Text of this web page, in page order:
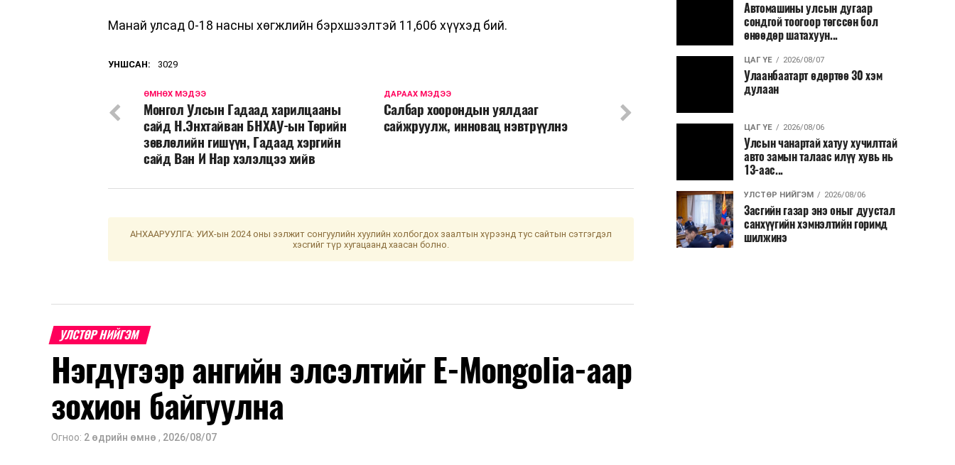
Манай улсад 0-18 насны хөгжлийн бэрхшээлтэй 11,606 хүүхэд бий.
УНШСАН: 3029
ДАРААХ МЭДЭЭ
Салбар хоорондын уялдааг
сайжруулж, инновац нэвтрүүлнэ
ӨМНӨХ МЭДЭЭ
Монгол Улсын Гадаад харилцааны
сайд Н.Энхтайван БНХАУ-ын Төрийн
зөвлөлийн гишүүн, Гадаад хэргийн
сайд Ван И Нар хэлэлцээ хийв
АНХААРУУЛГА: УИХ-ын 2024 оны ээлжит сонгуулийн хуулийн холбогдох заалтын хүрээнд тус сайтын сэтгэгдэл
хэсгийг түр хугацаанд хаасан болно.
УЛСТӨР НИЙГЭМ
Нэгдүгээр ангийн элсэлтийг E-Mongolia-аар
зохион байгуулна
Огноо: 2 өдрийн өмнө , 2026/08/07
Автомашины улсын дугаар
сондгой тоогоор төгссөн бол
өнөөдөр шатахуун...
ЦАГ ҮЕ 2026/08/07
Улаанбаатарт өдөртөө 30 хэм
дулаан
ЦАГ ҮЕ 2026/08/06
Улсын чанартай хатуу хучилттай
авто замын талаас илүү хувь нь
13-аас...
УЛСТӨР НИЙГЭМ 2026/08/06
Засгийн газар энэ оныг дуустал
санхүүгийн хэмнэлтийн горимд
шилжинэ